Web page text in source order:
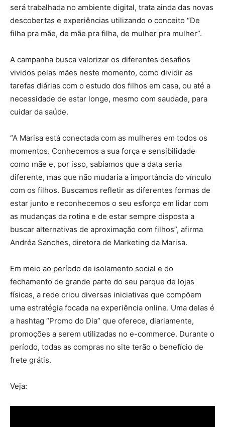
será trabalhada no ambiente digital, trata ainda das novas
descobertas e experiências utilizando o conceito “De
filha pra mãe, de mãe pra filha, de mulher pra mulher”.
A campanha busca valorizar os diferentes desafios
vividos pelas mães neste momento, como dividir as
tarefas diárias com o estudo dos filhos em casa, ou até a
necessidade de estar longe, mesmo com saudade, para
cuidar da saúde.
“A Marisa está conectada com as mulheres em todos os
momentos. Conhecemos a sua força e sensibilidade
como mãe e, por isso, sabíamos que a data seria
diferente, mas que não mudaria a importância do vínculo
com os filhos. Buscamos refletir as diferentes formas de
estar junto e reconhecemos o seu esforço em lidar com
as mudanças da rotina e de estar sempre disposta a
buscar alternativas de aproximação com filhos”, afirma
Andréa Sanches, diretora de Marketing da Marisa.
Em meio ao período de isolamento social e do
fechamento de grande parte do seu parque de lojas
físicas, a rede criou diversas iniciativas que compõem
uma estratégia focada na experiência online. Uma delas é
a hashtag “Promo do Dia” que oferece, diariamente,
promoções a serem utilizadas no e-commerce. Durante o
período, todas as compras no site terão o benefício de
frete grátis.
Veja: